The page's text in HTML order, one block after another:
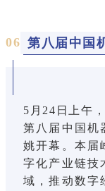
06 第八届中国
5月24日上午
第八届中国机
姚开幕。本届
字化产业链技
域，推动数字